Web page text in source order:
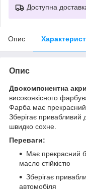
Доступна
Опис
Опис
Двокомпонентна
високоякісного
Фарба має прекрасний
Зберігає привабливий
швидко сохне.
Переваги:
Має прекрасний
масло стійкістю
Зберігає
автомобіля